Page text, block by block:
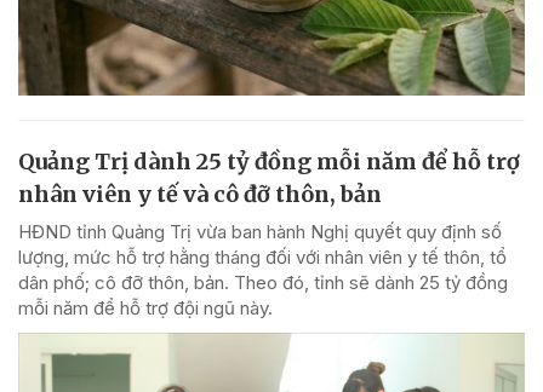
Quảng Trị dành 25 tỷ đồng mỗi năm để hỗ trợ
nhân viên y tế và cô đỡ thôn, bản
HĐND tỉnh Quảng Trị vừa ban hành Nghị quyết quy định số
lượng, mức hỗ trợ hằng tháng đối với nhân viên y tế thôn, tổ
dân phố; cô đỡ thôn, bản. Theo đó, tỉnh sẽ dành 25 tỷ đồng
mỗi năm để hỗ trợ đội ngũ này.